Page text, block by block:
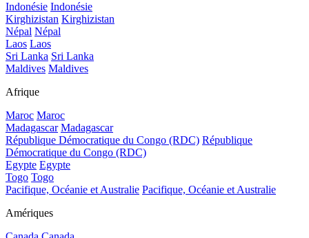
Indonésie Indonésie
Kirghizistan Kirghizistan
Népal Népal
Laos Laos
Sri Lanka Sri Lanka
Maldives Maldives
Afrique
Maroc Maroc
Madagascar Madagascar
République Démocratique du Congo (RDC) République
Démocratique du Congo (RDC)
Egypte Egypte
Togo Togo
Pacifique, Océanie et Australie Pacifique, Océanie et Australie
Amériques